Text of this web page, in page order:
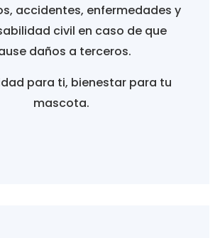
accidentes, enfermedades y
civil en caso de que
daños a terceros.
para ti, bienestar para tu
mascota.